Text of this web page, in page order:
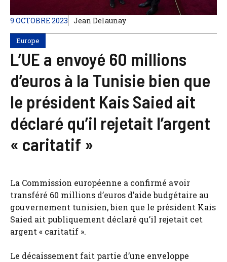
9 OCTOBRE 2023 Jean Delaunay
Europe
L’UE a envoyé 60 millions
d’euros à la Tunisie bien que
le président Kais Saied ait
déclaré qu’il rejetait l’argent
« caritatif »
La Commission européenne a confirmé avoir
transféré 60 millions d’euros d’aide budgétaire au
gouvernement tunisien, bien que le président Kais
Saied ait publiquement déclaré qu’il rejetait cet
argent « caritatif ».
Le décaissement fait partie d’une enveloppe